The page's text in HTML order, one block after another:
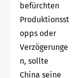
befürchten
Produktionsst
opps oder
Verzögerunge
n, sollte
China seine